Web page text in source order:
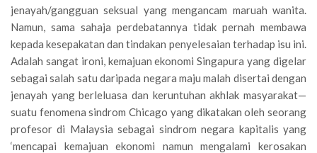
jenayah/gangguan seksual yang mengancam maruah wanita.
Namun, sama sahaja perdebatannya tidak pernah membawa
kepada kesepakatan dan tindakan penyelesaian terhadap isu ini.
Adalah sangat ironi, kemajuan ekonomi Singapura yang digelar
sebagai salah satu daripada negara maju malah disertai dengan
jenayah yang berleluasa dan keruntuhan akhlak masyarakat—
suatu fenomena sindrom Chicago yang dikatakan oleh seorang
profesor di Malaysia sebagai sindrom negara kapitalis yang
‘mencapai kemajuan ekonomi namun mengalami kerosakan